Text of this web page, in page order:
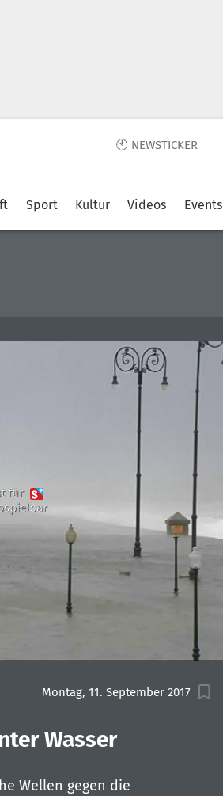
🕙 NEWSTICKER
Sport Kultur Videos Events
für
Montag, 11. September 2017
Wasser
Wellen gegen die